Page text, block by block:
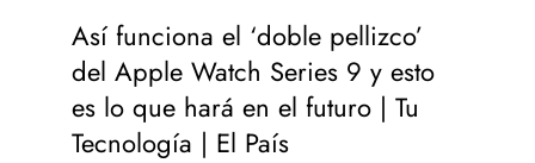
Así funciona el ‘doble pellizco’
del Apple Watch Series 9 y esto
es lo que hará en el futuro | Tu
Tecnología | El País